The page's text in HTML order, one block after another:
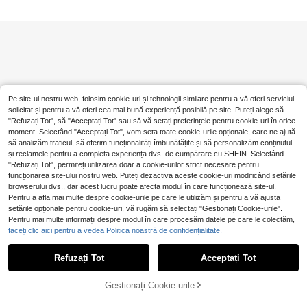
Pe site-ul nostru web, folosim cookie-uri și tehnologii similare pentru a vă oferi serviciul
solicitat și pentru a vă oferi cea mai bună experiență posibilă pe site. Puteți alege să
"Refuzați Tot", să "Acceptați Tot" sau să vă setați preferințele pentru cookie-uri în orice
moment. Selectând "Acceptați Tot", vom seta toate cookie-urile opționale, care ne ajută
să analizăm traficul, să oferim funcționalități îmbunătățite și să personalizăm conținutul
și reclamele pentru a completa experiența dvs. de cumpărare cu SHEIN. Selectând
"Refuzați Tot", permiteți utilizarea doar a cookie-urilor strict necesare pentru
funcționarea site-ului nostru web. Puteți dezactiva aceste cookie-uri modificând setările
browserului dvs., dar acest lucru poate afecta modul în care funcționează site-ul.
Pentru a afla mai multe despre cookie-urile pe care le utilizăm și pentru a vă ajusta
setările opționale pentru cookie-uri, vă rugăm să selectați "Gestionați Cookie-urile".
Pentru mai multe informații despre modul în care procesăm datele pe care le colectăm,
faceți clic aici pentru a vedea Politica noastră de confidențialitate.
Refuzați Tot Acceptați Tot
Gestionați Cookie-urile